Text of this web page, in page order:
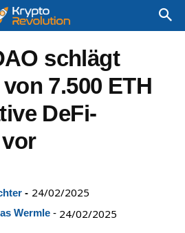
schlägt
7.500 ETH
DeFi-
- 24/02/2025
Wermle - 24/02/2025